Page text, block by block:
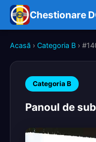
Chestionare
Acasă › Categoria B ›
Categoria B
Panoul de